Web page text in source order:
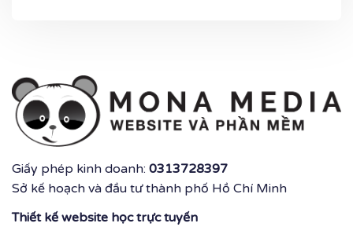
Giấy phép kinh doanh: 0313728397
Sở kế hoạch và đầu tư thành phố Hồ Chí Minh
Thiết kế website học trực tuyến